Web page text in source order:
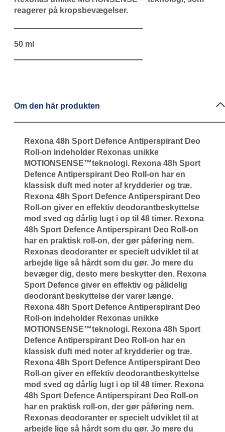
reagerer på kropsbevægelser.
50 ml
Om den här produkten
Rexona 48h Sport Defence Antiperspirant Deo
Roll-on indeholder Rexonas unikke
MOTIONSENSE™teknologi. Rexona 48h Sport
Defence Antiperspirant Deo Roll-on har en
klassisk duft med noter af krydderier og træ.
Rexona 48h Sport Defence Antiperspirant Deo
Roll-on giver en effektiv deodorantbeskyttelse
mod sved og dårlig lugt i op til 48 timer. Rexona
48h Sport Defence Antiperspirant Deo Roll-on
har en praktisk roll-on, der gør påføring nem.
Rexonas deodoranter er specielt udviklet til at
arbejde lige så hårdt som du gør. Jo mere du
bevæger dig, desto mere beskytter den. Rexona
Sport Defence giver en effektiv og pålidelig
deodorant beskyttelse der varer længe.
Rexona 48h Sport Defence Antiperspirant Deo
Roll-on indeholder Rexonas unikke
MOTIONSENSE™teknologi. Rexona 48h Sport
Defence Antiperspirant Deo Roll-on har en
klassisk duft med noter af krydderier og træ.
Rexona 48h Sport Defence Antiperspirant Deo
Roll-on giver en effektiv deodorantbeskyttelse
mod sved og dårlig lugt i op til 48 timer. Rexona
48h Sport Defence Antiperspirant Deo Roll-on
har en praktisk roll-on, der gør påføring nem.
Rexonas deodoranter er specielt udviklet til at
arbejde lige så hårdt som du gør. Jo mere du